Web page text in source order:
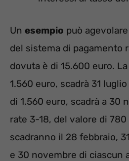
Un esempio può
del sistema di pagamento
dovuta è di 15.600 euro.
1.560 euro, scadrà 31
di 1.560 euro, scadrà a 30
rate 3-18, del valore di
scadranno il 28 febbraio,
e 30 novembre di ciascun